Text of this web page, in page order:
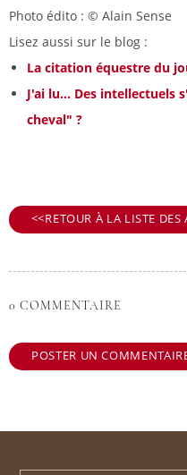
Photo édito : © Alain Sense
Lisez aussi sur le blog :
La citation équestre du
J'ai lu... Des intellectuels
cheval" ?
RETOUR À LA LISTE DES
0 COMMENTAIRE
POSTER UN